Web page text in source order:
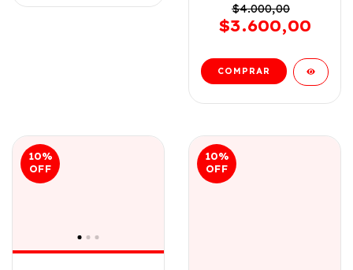
A 14 ANOS VR1
21048 AZUL
$4.000,00
$3.600,00
10%
OFF
10%
OFF